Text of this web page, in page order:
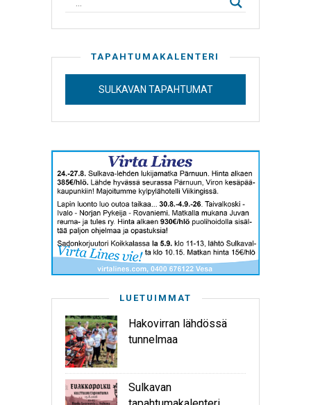
TAPAHTUMAKALENTERI
SULKAVAN TAPAHTUMAT
LUETUIMMAT
Hakovirran lähdössä
tunnelmaa
Sulkavan